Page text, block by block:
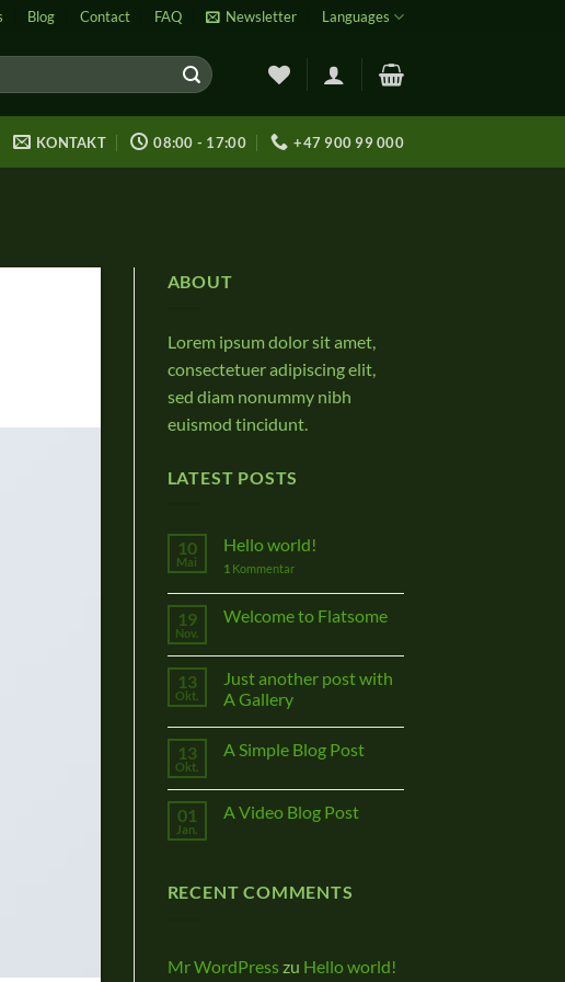
Blog Contact FAQ Newsletter Languages
KONTAKT 08:00 - 17:00 +47 900 99 000
ABOUT
Lorem ipsum dolor sit amet,
consectetuer adipiscing elit,
sed diam nonummy nibh
euismod tincidunt.
LATEST POSTS
10
Mai
Hello world!
1 Kommentar
19
Nov.
Welcome to Flatsome
13
Okt.
Just another post with
A Gallery
13
Okt.
A Simple Blog Post
01
Jan.
A Video Blog Post
RECENT COMMENTS
Mr WordPresszu Hello world!